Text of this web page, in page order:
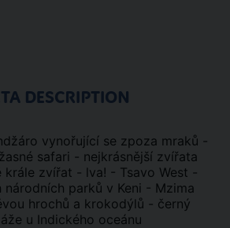
DESCRIPTION
vynořující se zpoza mraků -
safari - nejkrásnější zvířata
krále zvířat - lva! - Tsavo West -
národních parků v Keni - Mzima
hrochů a krokodýlů - černý
u Indického oceánu